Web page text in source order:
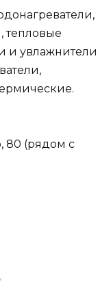
тепловые
и увлажнители
80 (рядом с